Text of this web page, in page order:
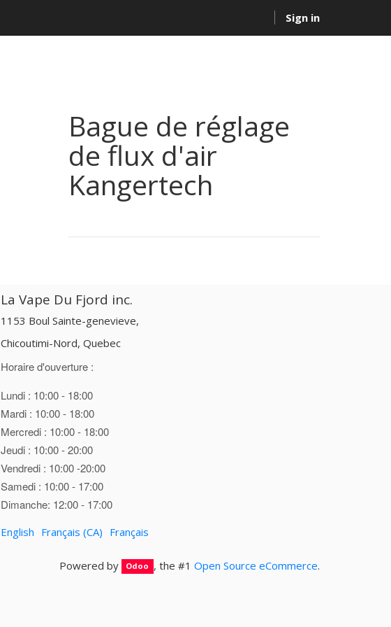
Sign in
Bague de réglage
de flux d'air
Kangertech
La Vape Du Fjord inc.
1153 Boul Sainte-genevieve,
Chicoutimi-Nord, Quebec
Horaire d'ouverture :
Lundi : 10:00 - 18:00
Mardi : 10:00 - 18:00
Mercredi : 10:00 - 18:00
Jeudi : 10:00 - 20:00
Vendredi : 10:00 -20:00
Samedi : 10:00 - 17:00
Dimanche: 12:00 - 17:00
English Français (CA) Français
Powered by Odoo , the #1 Open Source eCommerce.